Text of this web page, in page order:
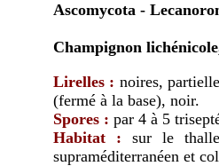
Ascomycota -
Champignon
Lirelles : noires,
(fermé à la base), noir.
Spores : par 4 à 5
Habitat : sur le
supraméditerranéen et